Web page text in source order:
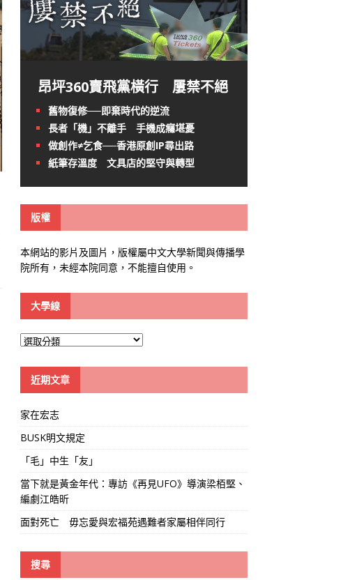
昂坪360賣飛黨橫行 屢禁不絕
舊物復修──即棄時代的逆流
長者「機」不離手 手機成癮堪憂
做創作≠乞食──香港原創IP尋出路
紙筆存溫度 文具店的堅守與轉型
版權
本網站的影片及圖片，版權屬中文大學新聞與傳播學
院所有，未經本院同意，不能擅自使用。
大學線
大
線
近期文章
家在宏志
BUSK明文規定
「毛」中生「友」
當下就是黃金年代：專訪《再見UFO》導演梁栢堅、
編劇江皓昕
面對死亡 毋忘愛與宏福苑遇難者家屬相伴同行
搜尋